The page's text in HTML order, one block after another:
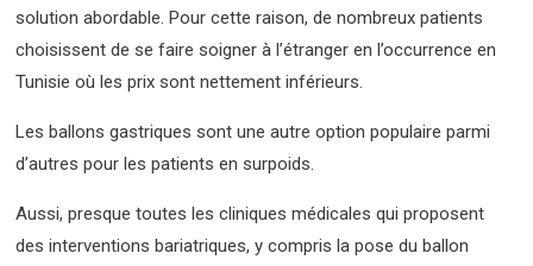
solution abordable. Pour cette raison, de nombreux patients
choisissent de se faire soigner à l’étranger en l’occurrence en
Tunisie où les prix sont nettement inférieurs.
Les ballons gastriques sont une autre option populaire parmi
d’autres pour les patients en surpoids.
Aussi, presque toutes les cliniques médicales qui proposent
des interventions bariatriques, y compris la pose du ballon